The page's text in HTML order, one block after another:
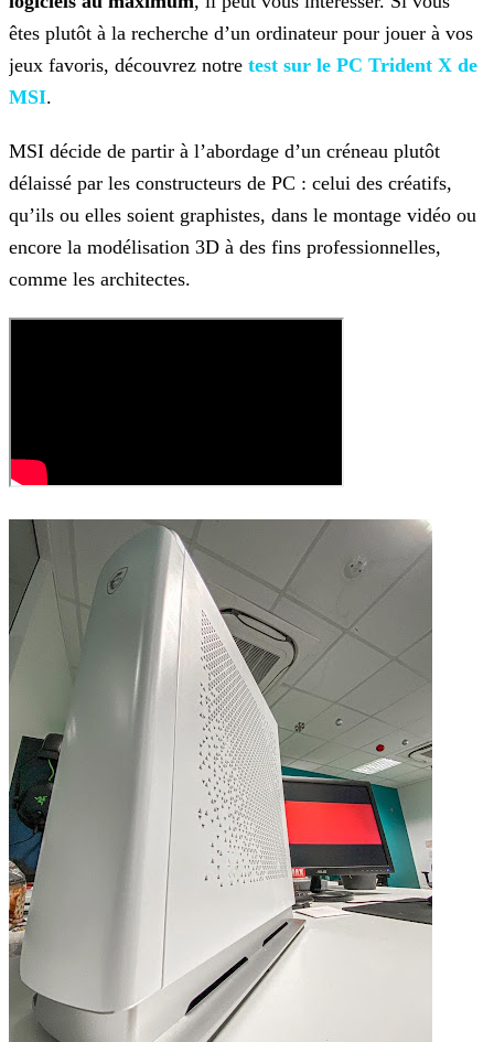
êtes plutôt à la recherche d’un ordinateur pour jouer à vos
jeux favoris, découvrez notre test sur le PC Trident X de
MSI.
MSI décide de partir à l’abordage d’un créneau plutôt
délaissé par les constructeurs de PC : celui des créatifs,
qu’ils ou elles soient graphistes, dans le montage vidéo ou
encore la modélisation 3D à des fins professionnelles,
comme les architectes.